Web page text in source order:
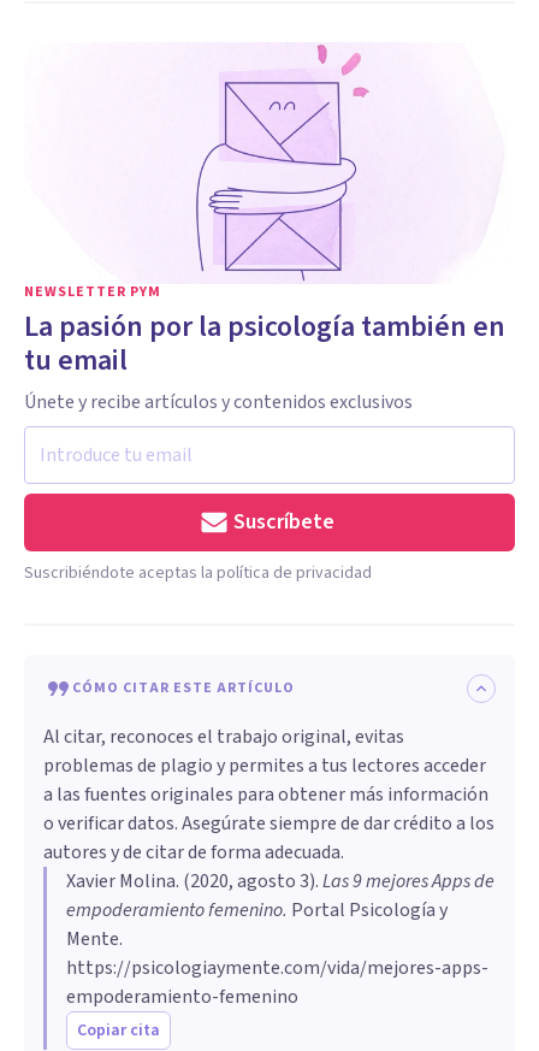
NEWSLETTER PYM
La pasión por la psicología también en
tu email
Únete y recibe artículos y contenidos exclusivos
Suscríbete
Suscribiéndote aceptas la política de privacidad
CÓMO CITAR ESTE ARTÍCULO
Al citar, reconoces el trabajo original, evitas
problemas de plagio y permites a tus lectores acceder
a las fuentes originales para obtener más información
o verificar datos. Asegúrate siempre de dar crédito a los
autores y de citar de forma adecuada.
Xavier Molina. (2020, agosto 3).Las 9 mejores Apps de
empoderamiento femenino. Portal Psicología y
Mente.
https://psicologiaymente.com/vida/mejores-apps-
empoderamiento-femenino
Copiar cita